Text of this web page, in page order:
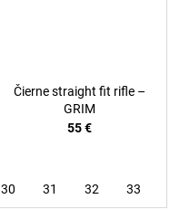
Čierne straight fit rifle –
GRIM
55 €
30 31 32 33